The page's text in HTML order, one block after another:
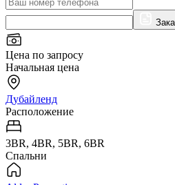
Цена по запросу
Начальная цена
Дубайленд
Расположение
3BR, 4BR, 5BR, 6BR
Спальни